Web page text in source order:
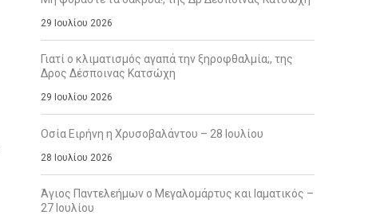
29 Ιουλίου 2026
Γιατί ο κλιματισμός αγαπά την ξηροφθαλμία;, της
Δρος Δέσποινας Κατσώχη
29 Ιουλίου 2026
Οσία Ειρήνη η Χρυσοβαλάντου – 28 Ιουλίου
28 Ιουλίου 2026
Άγιος Παντελεήμων ο Μεγαλομάρτυς και Ιαματικός –
27 Ιουλίου